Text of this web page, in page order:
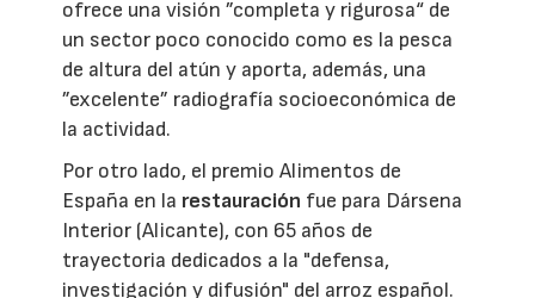
ofrece una visión ”completa y rigurosa“ de
un sector poco conocido como es la pesca
de altura del atún y aporta, además, una
”excelente” radiografía socioeconómica de
la actividad.
Por otro lado, el premio Alimentos de
España en la restauración fue para Dársena
Interior (Alicante), con 65 años de
trayectoria dedicados a la "defensa,
investigación y difusión" del arroz español.